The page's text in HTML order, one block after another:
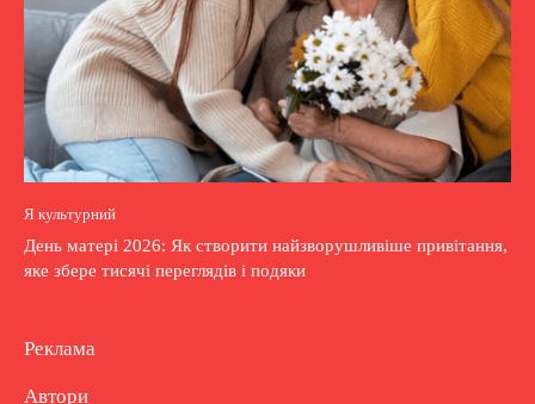
Я культурний
День матері 2026: Як створити найзворушливіше привітання,
яке збере тисячі переглядів і подяки
Реклама
Автори